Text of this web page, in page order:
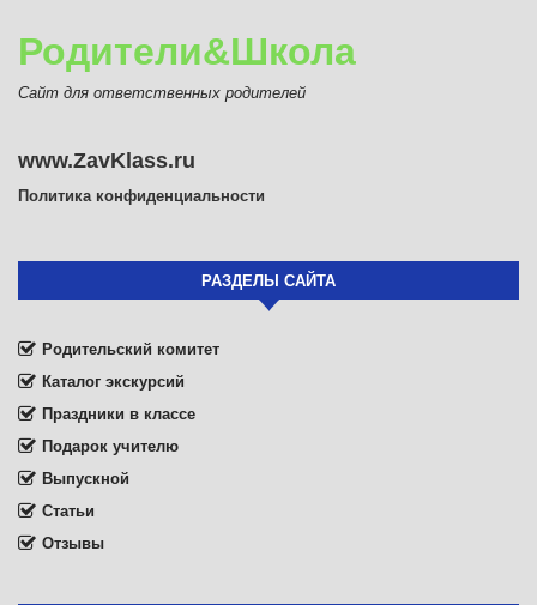
Родители&Школа
Сайт для ответственных родителей
www.ZavKlass.ru
Политика конфиденциальности
РАЗДЕЛЫ САЙТА
Родительский комитет
Каталог экскурсий
Праздники в классе
Подарок учителю
Выпускной
Статьи
Отзывы